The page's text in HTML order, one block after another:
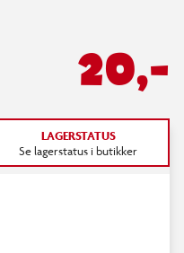
20,-
LAGERSTATUS
Se lagerstatus i butikker